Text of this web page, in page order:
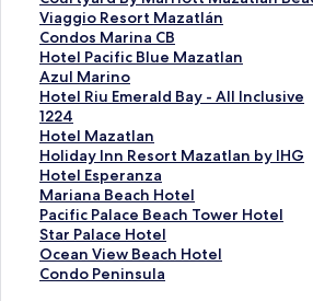
の
ペ
ー
ジ
を
開
く
リ
ン
ク
ペ
ー
ジ
を
開
く
リ
ン
ク
o
B
e
a
c
h
H
o
t
e
l
の
ペ
ー
e
H
o
t
e
l
a
n
d
S
u
i
t
e
D
i
e
g
o
の
ペ
ー
ジ
を
開
く
リ
ン
o
n
i
t
o
E
m
e
r
a
l
d
B
a
o
B
o
n
i
t
o
M
a
z
a
t
l
a
l
P
l
a
y
a
M
a
z
a
t
l
a
n
X
p
e
r
i
e
n
c
e
b
y
g
の
ペ
p
o
r
i
o
M
a
z
a
t
l
a
n
の
o
u
r
t
y
a
r
d
B
y
M
a
r
r
Viaggio Resort Mazatlán
V
i
a
g
g
i
o
R
e
s
o
r
t
M
Condos Marina CB
C
o
n
d
o
s
M
a
r
i
n
a
C
Hotel Pacific Blue Mazatlan
H
o
t
e
l
P
a
c
i
f
i
c
Azul Marino
A
z
u
l
M
a
r
i
n
o
の
Hotel Riu Emerald Bay - All Inclusive
H
o
t
e
l
R
i
u
E
m
1224
1
2
2
4
の
ペ
ー
ジ
を
Hotel Mazatlan
H
o
t
e
l
M
a
z
Holiday Inn Resort Mazatlan by IHG
H
o
l
i
d
a
y
Hotel Esperanza
H
o
t
e
l
E
Mariana Beach Hotel
M
a
r
i
a
Pacific Palace Beach Tower Hotel
P
a
c
i
Star Palace Hotel
S
t
a
Ocean View Beach Hotel
O
c
Condo Peninsula
C